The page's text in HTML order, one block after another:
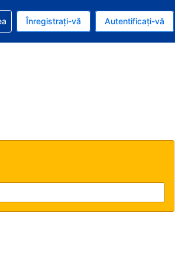
rezervarea dvs.
Înregistrați-vă Autentificați-vă